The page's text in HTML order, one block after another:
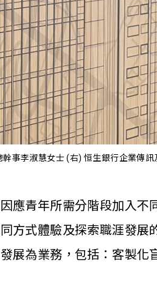
幹事李淑慧女士 (右) 恒生銀行企業傳
應青年所需分階段加入不
方式體驗及探索職涯發展
展為業務，包括：客製化